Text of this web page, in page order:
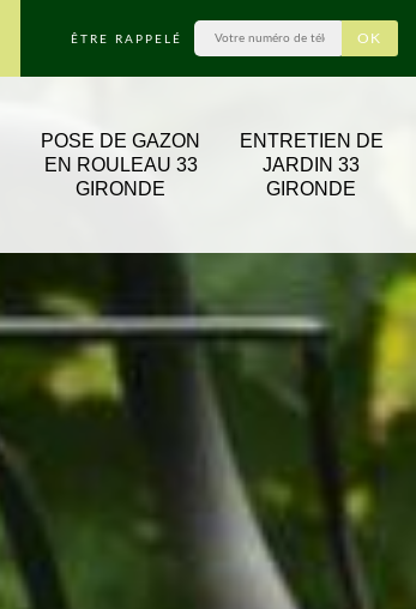
ÊTRE RAPPELÉ
POSE DE GAZON
EN ROULEAU 33
GIRONDE
ENTRETIEN DE
JARDIN 33
GIRONDE